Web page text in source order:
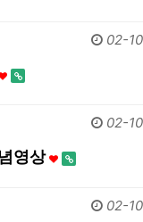
02-10
02-10
영상
02-10